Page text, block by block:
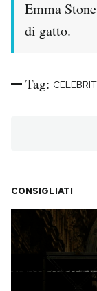
Emma
di gatto.
Tag:
CONSIGLIATI